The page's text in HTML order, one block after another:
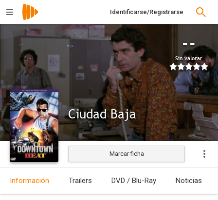
Identificarse/Registrarse
--
Sin valorar
Ciudad Baja
Estrenada
Marcar ficha
Información Trailers DVD / Blu-Ray Noticias